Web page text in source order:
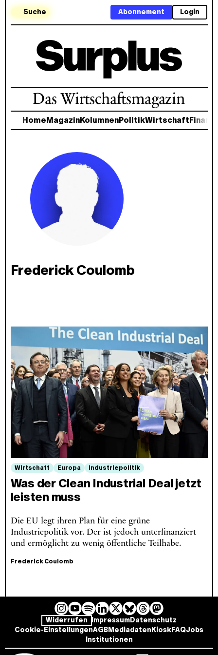
Suche Login
Abonnement
Das Wirtschaftsmagazin
Home MagazinKolumnenPolitikWirtschaft
Frederick Coulomb
Wirtschaft Europa Industriepolitik
Was der Clean Industrial Deal jetzt
leisten muss
Die EU legt ihren Plan für eine grüne
Industriepolitik vor. Der ist jedoch unterfinanziert
und ermöglicht zu wenig öffentliche Teilhabe.
Frederick Coulomb
I
n
s
t
Y
o
u
T
S
p
o
t
L
i
n
k
B
l
u
e
T
h
r
e
M
a
s
t
Widerrufen ImpressumDatenschutz
Cookie-EinstellungenAGBMediadaten KioskFAQJobs
Institutionen